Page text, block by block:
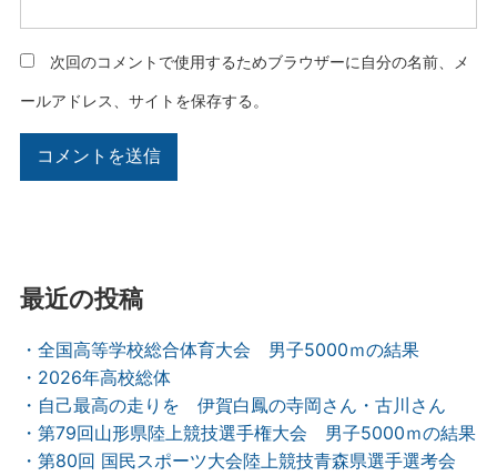
次回のコメントで使用するためブラウザーに自分の名前、メ
ールアドレス、サイトを保存する。
最近の投稿
・全国高等学校総合体育大会 男子5000ｍの結果
・2026年高校総体
・自己最高の走りを 伊賀白鳳の寺岡さん・古川さん
・第79回山形県陸上競技選手権大会 男子5000ｍの結果
・第80回 国民スポーツ大会陸上競技青森県選手選考会